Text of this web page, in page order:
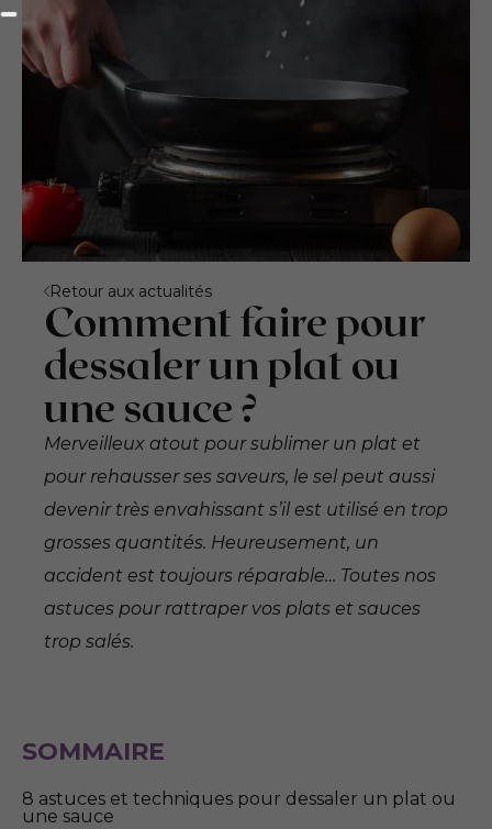
Retour aux actualités
Comment faire pour
dessaler un plat ou
une sauce ?
Merveilleux atout pour sublimer un plat et
pour rehausser ses saveurs, le sel peut aussi
devenir très envahissant s’il est utilisé en trop
grosses quantités. Heureusement, un
accident est toujours réparable… Toutes nos
astuces pour rattraper vos plats et sauces
trop salés.
SOMMAIRE
8 astuces et techniques pour dessaler un plat ou
une sauce